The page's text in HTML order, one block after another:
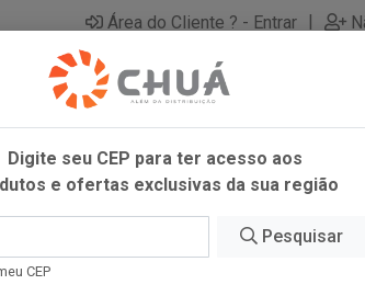
Área do Cliente ? - Entrar |
GOMAS
Digite seu CEP para ter acesso aos
e ofertas exclusivas da sua região
Pesquisar
CEP